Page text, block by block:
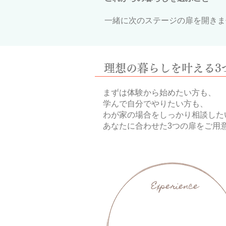
一緒に次のステージの扉を開き
理想の暮らしを叶える3
まずは体験から始めたい方も、
学んで自分でやりたい方も、
わが家の場合をしっかり相談し
あなたに合わせた3つの扉をご用
Experience